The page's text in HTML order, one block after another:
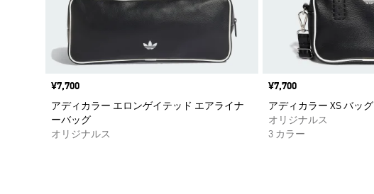
価格
¥7,700
アディカラー エロンゲイテッド エアライナ
ーバッグ
オリジナルス
価格
¥7,700
アディカラー XS バッグ
オリジナルス
3 カラー